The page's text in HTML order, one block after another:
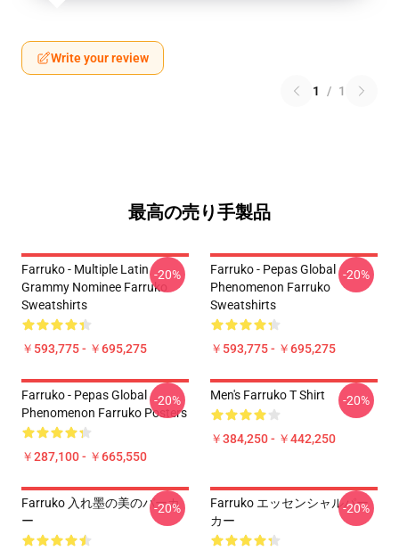
Write your review
1 / 1
最高の売り手製品
Farruko - Multiple Latin
Grammy Nominee Farruko
Sweatshirts
￥593,775 - ￥695,275
-20%
Farruko - Pepas Global
Phenomenon Farruko
Sweatshirts
￥593,775 - ￥695,275
-20%
Farruko - Pepas Global
Phenomenon Farruko Posters
￥287,100 - ￥665,550
-20% Men's Farruko T Shirt
￥384,250 - ￥442,250
-20%
Farruko 入れ墨の美のパーカ
ー
-20%
Farruko エッセンシャルパー
カー
-20%